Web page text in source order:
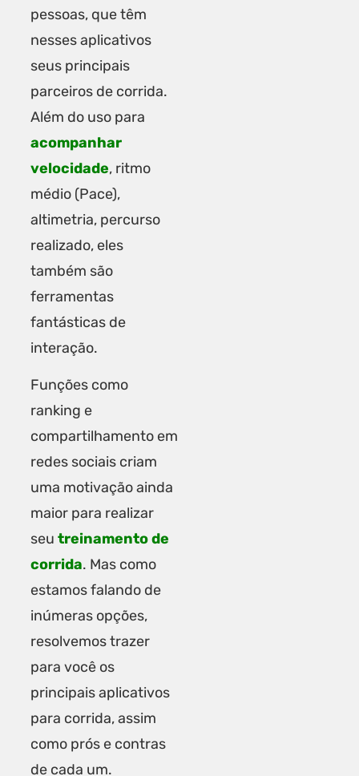
pessoas, que têm
nesses aplicativos
seus principais
parceiros de corrida.
Além do uso para
acompanhar
velocidade, ritmo
médio (Pace),
altimetria, percurso
realizado, eles
também são
ferramentas
fantásticas de
interação.
Funções como
ranking e
compartilhamento em
redes sociais criam
uma motivação ainda
maior para realizar
seu treinamento de
corrida. Mas como
estamos falando de
inúmeras opções,
resolvemos trazer
para você os
principais aplicativos
para corrida, assim
como prós e contras
de cada um.